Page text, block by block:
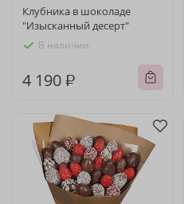
Клубника в шоколаде
"Изысканный десерт"
В наличии
4 190 ₽